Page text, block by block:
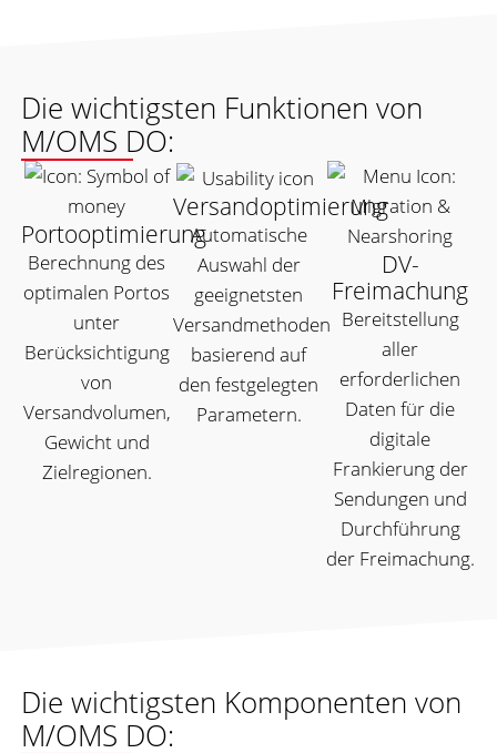
Die wichtigsten Funktionen von
M/OMS DO:
Portooptimierung
Berechnung des
optimalen Portos
unter
Berücksichtigung
von
Versandvolumen,
Gewicht und
Zielregionen.
Versandoptimierung
Automatische
Auswahl der
geeignetsten
Versandmethoden
basierend auf
den festgelegten
Parametern.
DV-
Freimachung
Bereitstellung
aller
erforderlichen
Daten für die
digitale
Frankierung der
Sendungen und
Durchführung
der Freimachung.
Die wichtigsten Komponenten von
M/OMS DO: